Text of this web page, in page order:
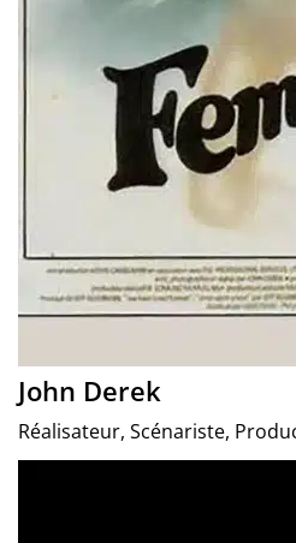
John Derek
Réalisateur, Scénariste,